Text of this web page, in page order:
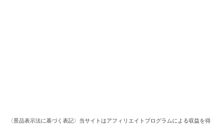
〈景品表示法に基づく表記〉当サイトはアフィリエイトプログラムによる収益を得